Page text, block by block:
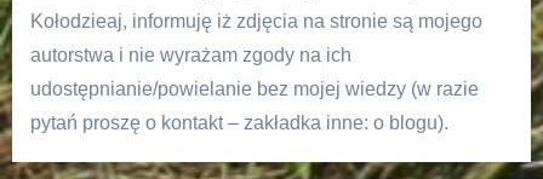
Kołodzieaj, informuję iż zdjęcia na stronie są mojego
autorstwa i nie wyrażam zgody na ich
udostępnianie/powielanie bez mojej wiedzy (w razie
pytań proszę o kontakt – zakładka inne: o blogu).